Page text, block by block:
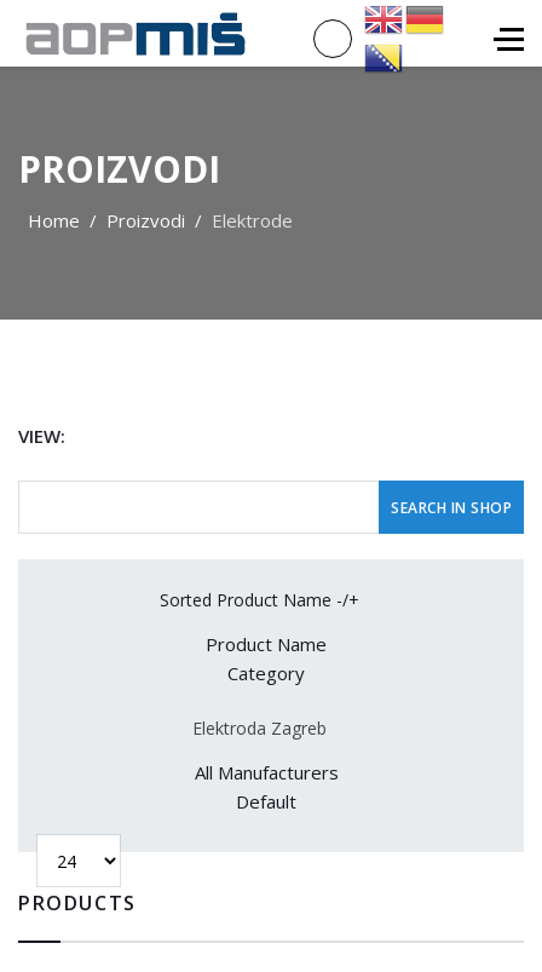
PROIZVODI
Home Proizvodi Elektrode
VIEW:
Sorted Product Name -/+
Product Name
Category
Elektroda Zagreb
All Manufacturers
Default
PRODUCTS